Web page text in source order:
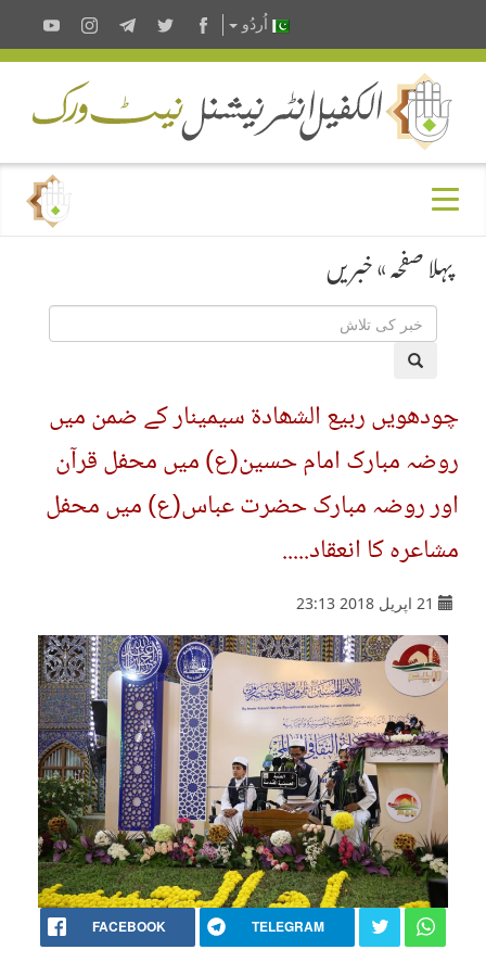
اُردُو
پہلا صفحہ»خبریں
چودھویں ربیع الشھادۃ سیمینار کے ضمن میں
روضہ مبارک امام حسین(ع) میں محفل قرآن
اور روضہ مبارک حضرت عباس(ع) میں محفل
مشاعرہ کا انعقاد.....
21 اپریل 2018 23:13
FACEBOOK TELEGRAM